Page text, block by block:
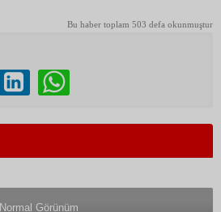
Bu haber toplam 503 defa okunmuştur
Normal Görünüm